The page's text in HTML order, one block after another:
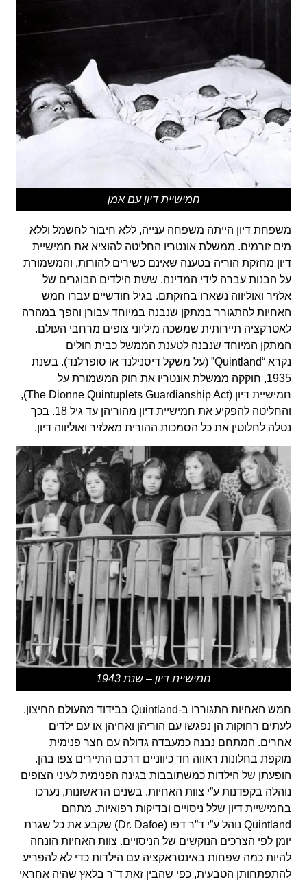
חמישיית דיון עם אמן
משפחת דיון הייתה משפחה ענייה, ללא חיבור לחשמל וללא
מים זורמים. ממשלת אונטריו החליטה להוציא את חמישיית
דיון מחזקת הוריה בטענה שאינם כשירים להורות, והמשמורת
על הבנות עברה לידי המדינה. ששת הילדים הבוגרים של
אלזיר ואוליווה נשארו בחזקתם. בגיל חודשיים עברו חמש
האחיות להתגורר במתקן שנבנה במיוחד עבורן והפך במהרה
לאטרקציה תיירותית שמשכה מיליוני צופים מרחבי העולם.
המתקן המיוחד שנבנה לטענת הממשל כבית חולים
נקרא “Quintland” (על משקל דיסנילנד או סופרלנד). בשנת
1935, חוקקה ממשלת אונטריו את חוק המשמורת על
חמישיית דיון (The Dionne Quintuplets Guardianship Act),
והחליטה להפקיע את חמישיית דיון מהוריהן עד גיל 18. בכך
נטלה לחלוטין את כל הסמכות ההורית מאלזיר ואוליווה דיון.
חמישיית דיון – שנת 1943
חמש האחיות התגוררו ב-Quintland בבידוד מהעולם החיצון.
לעתים רחוקות הן נפגשו עם הוריהן ואחיהן או עם ילדים
אחרים. המתחם נבנה כמעבדה גדולה עם חצר פנימית
מוקפת בחלונות ראווה חד כיווניים דרכם התיירים צפו בהן.
הופעתן של הילדות כמשתובבות בגינה הפנימית לעיני הצופים
נוהלה בקפדנות ע”י צוות האחיות. בשנים הראשונות, נערכו
בחמישיית דיון שלל ניסויים ובדיקות רפואיות. מתחם
Quintland נוהל ע”י ד”ר דפו (Dr. Dafoe) שקבע את כל שגרת
יומן לפי הצרכים הנוקשים של הניסויים. צוות האחיות הונחה
להיות כמה שפחות באינטראקציה עם הילדות כדי לא להפריע
להתפתחותן הטבעית, כפי שהבין זאת ד”ר בלאץ שהיה אחראי